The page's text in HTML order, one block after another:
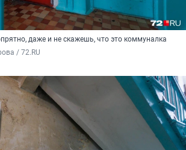
даже и не скажешь, что это коммуналка
/ 72.RU